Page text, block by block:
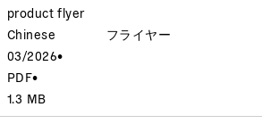
product flyer
Chinese
03/2026•
PDF•
1.3 MB
フライヤー